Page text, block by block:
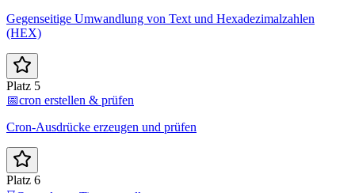
Gegenseitige Umwandlung von Text und Hexadezimalzahlen
(HEX)
Platz 5
📅cron erstellen & prüfen
Cron-Ausdrücke erzeugen und prüfen
Platz 6